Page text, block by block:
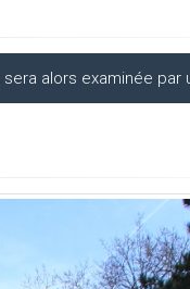
alors examinée par